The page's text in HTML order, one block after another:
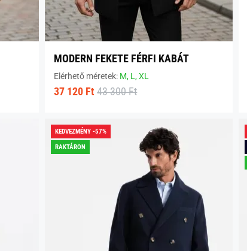
MODERN FEKETE FÉRFI KABÁT
Elérhető méretek: M, L,XL
37 120 Ft 43 300 Ft
KEDVEZMÉNY -57%
RAKTÁRON